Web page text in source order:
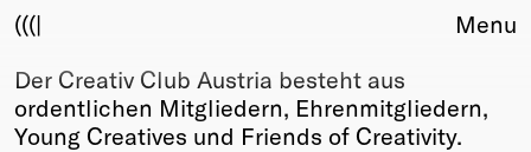
(((|
About
Club
Award
Menu
Der Creativ Club Austria besteht aus
ordentlichen Mitgliedern, Ehrenmitgliedern,
Young Creatives und Friends of Creativity.